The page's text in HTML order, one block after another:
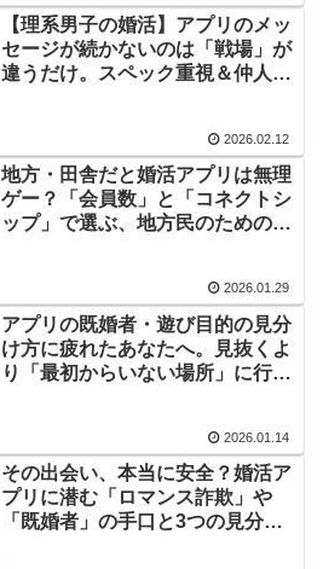
【理系男子の婚活】アプリのメッ
セージが続かないのは「戦場」が
違うだけ。スペック重視＆仲人サ
2026.02.12
地方・田舎だと婚活アプリは無理
ゲー？「会員数」と「コネクトシ
ップ」で選ぶ、地方民のための勝
2026.01.29
アプリの既婚者・遊び目的の見分
け方に疲れたあなたへ。見抜くよ
り「最初からいない場所」に行く
2026.01.14
その出会い、本当に安全？婚活ア
プリに潜む「ロマンス詐欺」や
「既婚者」の手口と3つの見分け